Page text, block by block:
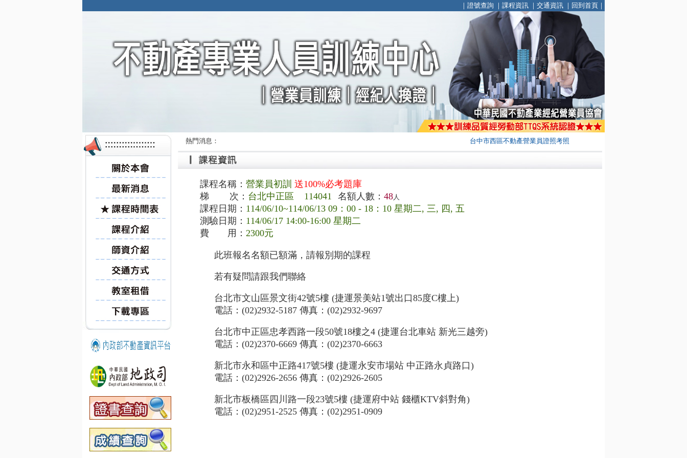
｜ 證號查詢 ｜ 課程資訊 ｜ 交通資訊 ｜ 回到首頁 ｜
熱門消息： 台中市西區不動產營業員證照考照
課程名稱： 營業員初訓 送100%必考題庫
梯 次： 台北中正區 114041 名額人數： 48人
課程日期： 114/06/10~114/06/13 09：00 - 18：10 星期二, 三, 四, 五
測驗日期： 114/06/17 14:00-16:00 星期二
費 用： 2300元
此班報名名額已額滿，請報別期的課程
若有疑問請跟我們聯絡
台北市文山區景文街42號5樓 (捷運景美站1號出口85度C樓上)
電話：(02)2932-5187 傳真：(02)2932-9697
台北市中正區忠孝西路一段50號18樓之4 (捷運台北車站 新光三越旁)
電話：(02)2370-6669 傳真：(02)2370-6663
新北市永和區中正路417號5樓 (捷運永安市場站 中正路永貞路口)
電話：(02)2926-2656 傳真：(02)2926-2605
新北市板橋區四川路一段23號5樓 (捷運府中站 錢櫃KTV斜對角)
電話：(02)2951-2525 傳真：(02)2951-0909